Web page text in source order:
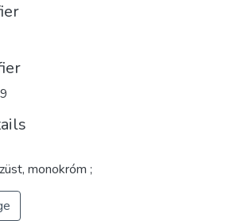
monokróm ;